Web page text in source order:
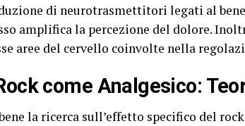
di neurotrasmettitori legati al
amplifica la percezione del dolore.
aree del cervello coinvolte nella
come Analgesico:
la ricerca sull’effetto specifico del